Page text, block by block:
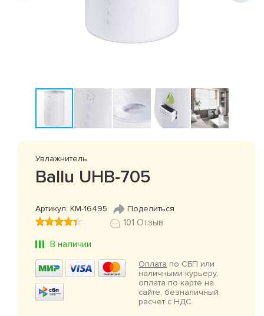
Увлажнитель
Ballu UHB-705
Артикул: КМ-16495 Поделиться
101 Отзыв
В наличии
Оплата по СБП или
наличными курьеру,
оплата по карте на
сайте, безналичный
расчет с НДС.